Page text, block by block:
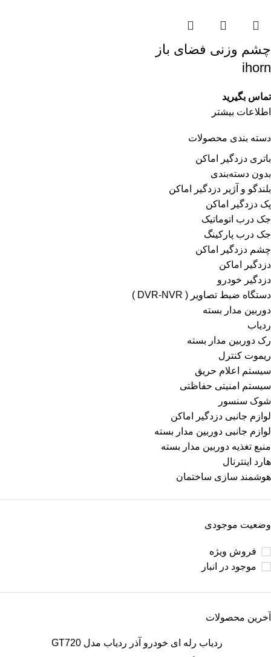
دسته بندی محصولات
باتری دزدگیر اماکن
بدون دسته‌بندی
بلندگو و آژیر دزدگیر اماکن
پک دزدگیر اماکن
جک درب اتوماتیک
جک درب پارکینگ
چشم دزدگیر اماکن
دزدگیر اماکن
دزدگیر خودرو
دستگاه ضبط تصاویر ( DVR-NVR )
دوربین مدار بسته
ردیاب
رک دوربین مدار بسته
ریموت کنترل
سیستم اعلام حریق
سیستم امنیتی حفاظتی
شوک سنسور
لوازم جانبی دزدگیر اماکن
لوازم جانبی دوربین مدار بسته
منبع تغذیه دوربین مدار بسته
هارد اینترنال
هوشمند سازی ساختمان
وضعیت موجودی
فروش ویژه
موجود در انبار
آخرین محصولات
ردیاب رله ای خودرو آذر ردیاب مدل GT720
چشم وزنی فضای باز
ihorn
تماس بگیرید
اطلاعات بیشتر